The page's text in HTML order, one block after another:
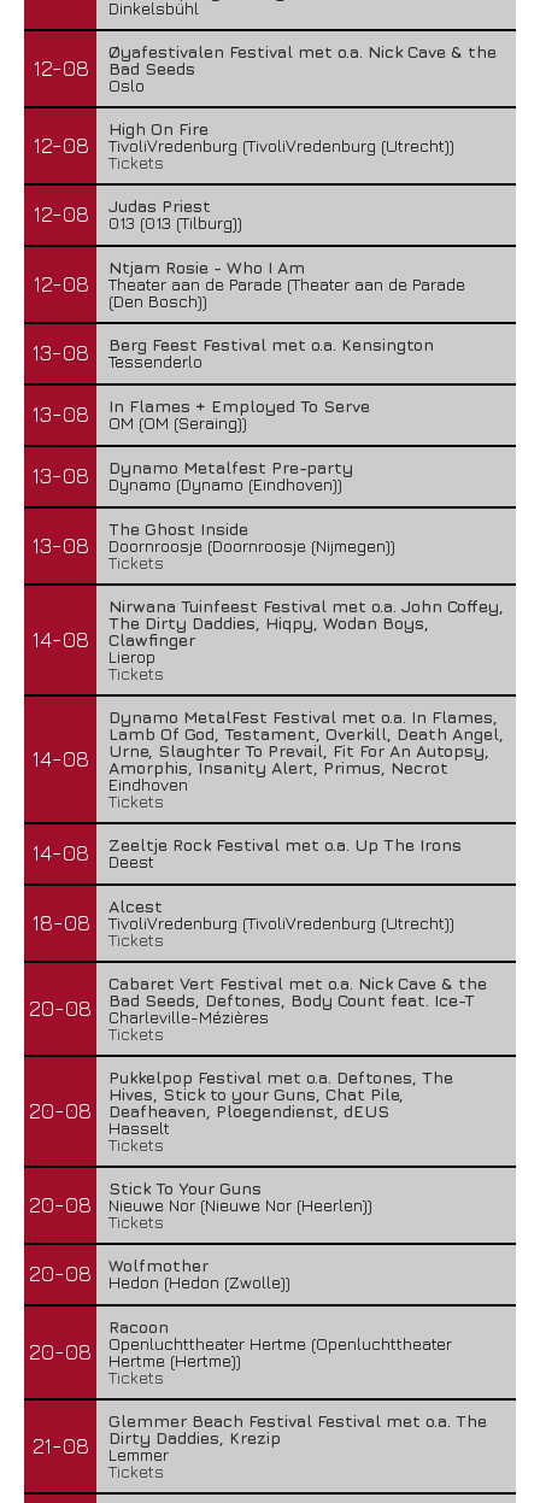
Dinkelsbühl
12-08
Øyafestivalen Festival met o.a. Nick Cave & the
Bad Seeds
Oslo
12-08
High On Fire
TivoliVredenburg (TivoliVredenburg (Utrecht))
Tickets
12-08
Judas Priest
013 (013 (Tilburg))
12-08
Ntjam Rosie - Who I Am
Theater aan de Parade (Theater aan de Parade
(Den Bosch))
13-08
Berg Feest Festival met o.a. Kensington
Tessenderlo
13-08
In Flames + Employed To Serve
OM (OM (Seraing))
13-08
Dynamo Metalfest Pre-party
Dynamo (Dynamo (Eindhoven))
13-08
The Ghost Inside
Doornroosje (Doornroosje (Nijmegen))
Tickets
14-08
Nirwana Tuinfeest Festival met o.a. John Coffey,
The Dirty Daddies, Hiqpy, Wodan Boys,
Clawfinger
Lierop
Tickets
14-08
Dynamo MetalFest Festival met o.a. In Flames,
Lamb Of God, Testament, Overkill, Death Angel,
Urne, Slaughter To Prevail, Fit For An Autopsy,
Amorphis, Insanity Alert, Primus, Necrot
Eindhoven
Tickets
14-08
Zeeltje Rock Festival met o.a. Up The Irons
Deest
18-08
Alcest
TivoliVredenburg (TivoliVredenburg (Utrecht))
Tickets
20-08
Cabaret Vert Festival met o.a. Nick Cave & the
Bad Seeds, Deftones, Body Count feat. Ice-T
Charleville-Mézières
Tickets
20-08
Pukkelpop Festival met o.a. Deftones, The
Hives, Stick to your Guns, Chat Pile,
Deafheaven, Ploegendienst, dEUS
Hasselt
Tickets
20-08
Stick To Your Guns
Nieuwe Nor (Nieuwe Nor (Heerlen))
Tickets
20-08
Wolfmother
Hedon (Hedon (Zwolle))
20-08
Racoon
Openluchttheater Hertme (Openluchttheater
Hertme (Hertme))
Tickets
21-08
Glemmer Beach Festival Festival met o.a. The
Dirty Daddies, Krezip
Lemmer
Tickets